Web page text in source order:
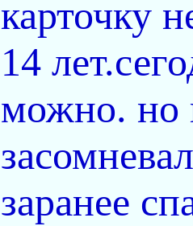
карточку
14
можно. но
заранее